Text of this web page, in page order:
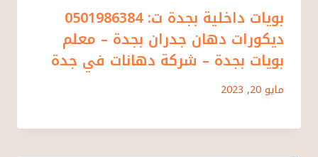
بويات داخلية بجدة ت: 0501986384
ديكورات دهان جدران بجدة – معلم
بويات بجدة – شركة دهانات في جدة
مايو 20, 2023